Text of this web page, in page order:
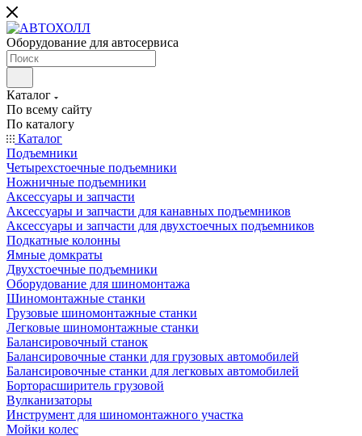
Оборудование для автосервиса
Каталог
По всему сайту
По каталогу
Каталог
Подъемники
Четырехстоечные подъемники
Ножничные подъемники
Аксессуары и запчасти
Аксессуары и запчасти для канавных подъемников
Аксессуары и запчасти для двухстоечных подъемников
Подкатные колонны
Ямные домкраты
Двухстоечные подъемники
Оборудование для шиномонтажа
Шиномонтажные станки
Грузовые шиномонтажные станки
Легковые шиномонтажные станки
Балансировочный станок
Балансировочные станки для грузовых автомобилей
Балансировочные станки для легковых автомобилей
Борторасширитель грузовой
Вулканизаторы
Инструмент для шиномонтажного участка
Мойки колес